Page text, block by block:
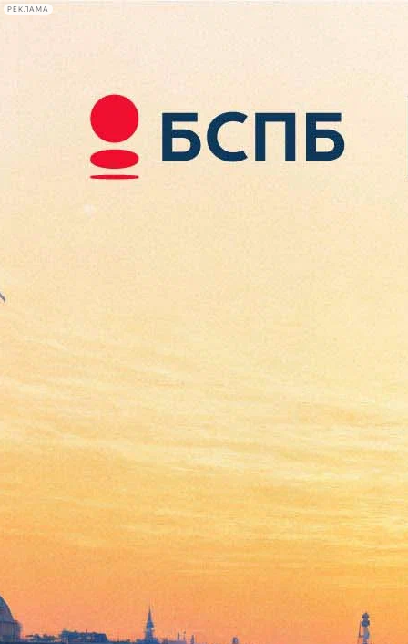
РЕКЛАМА
Сегодня:
2026.08.07
22:11
Афиша Plus
Антон Адасинский снова
выйдет на сцену Мариинки
Дроссельмейером
Версия для печати